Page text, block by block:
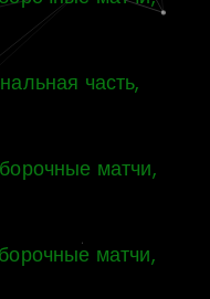
часть,
матчи,
матчи,